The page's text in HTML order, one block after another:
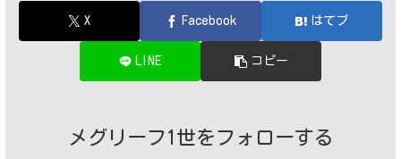
X Facebook はてブ
LINE コピー
メグリーフ1世をフォローする